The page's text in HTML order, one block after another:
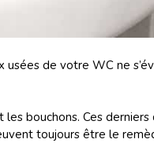
usées de votre WC ne
bouchons. Ces
toujours être le